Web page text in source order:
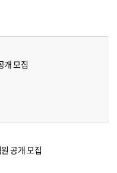
개 모집
공개 모집